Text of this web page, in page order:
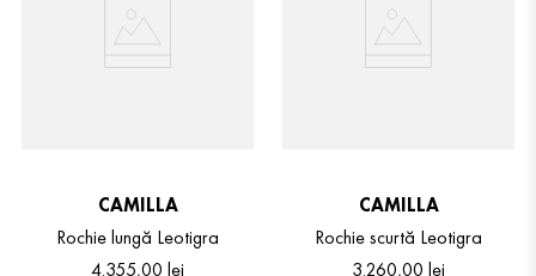
CAMILLA
Rochie lungă Leotigra
4.355,00 lei
CAMILLA
Rochie scurtă Leotigra
3.260,00 lei